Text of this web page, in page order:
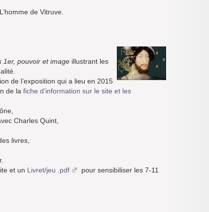
de Vitruve.
1er, pouvoir et image illustrant les
de l’exposition qui a lieu en 2015
de la fiche d’information sur le site et les
Charles Quint,
livres,
et un Livret/jeu .pdf
pour sensibiliser les 7-11